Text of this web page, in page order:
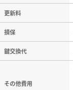
更新料
損保
鍵交換代
その他費用